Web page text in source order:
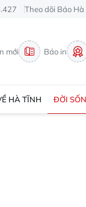
Theo dõi Báo
mới Báo in
HÀ TĨNH ĐỜI